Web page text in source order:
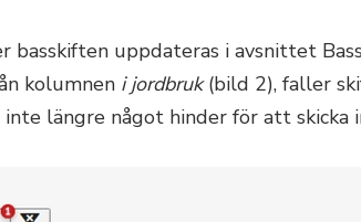
basskiften uppdateras i avsnittet
kolumnen i jordbruk(bild 2), faller
längre något hinder för att skicka